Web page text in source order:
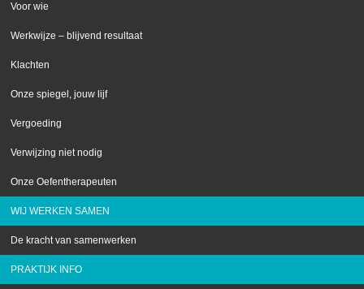
Voor wie
Werkwijze – blijvend resultaat
Klachten
Onze spiegel, jouw lijf
Vergoeding
Verwijzing niet nodig
Onze Oefentherapeuten
WIJ WERKEN SAMEN
De kracht van samenwerken
PRAKTIJK INFO